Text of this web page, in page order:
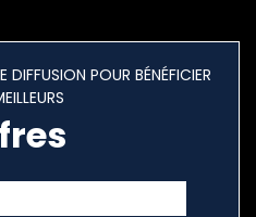
DIFFUSION POUR BÉNÉFICIER